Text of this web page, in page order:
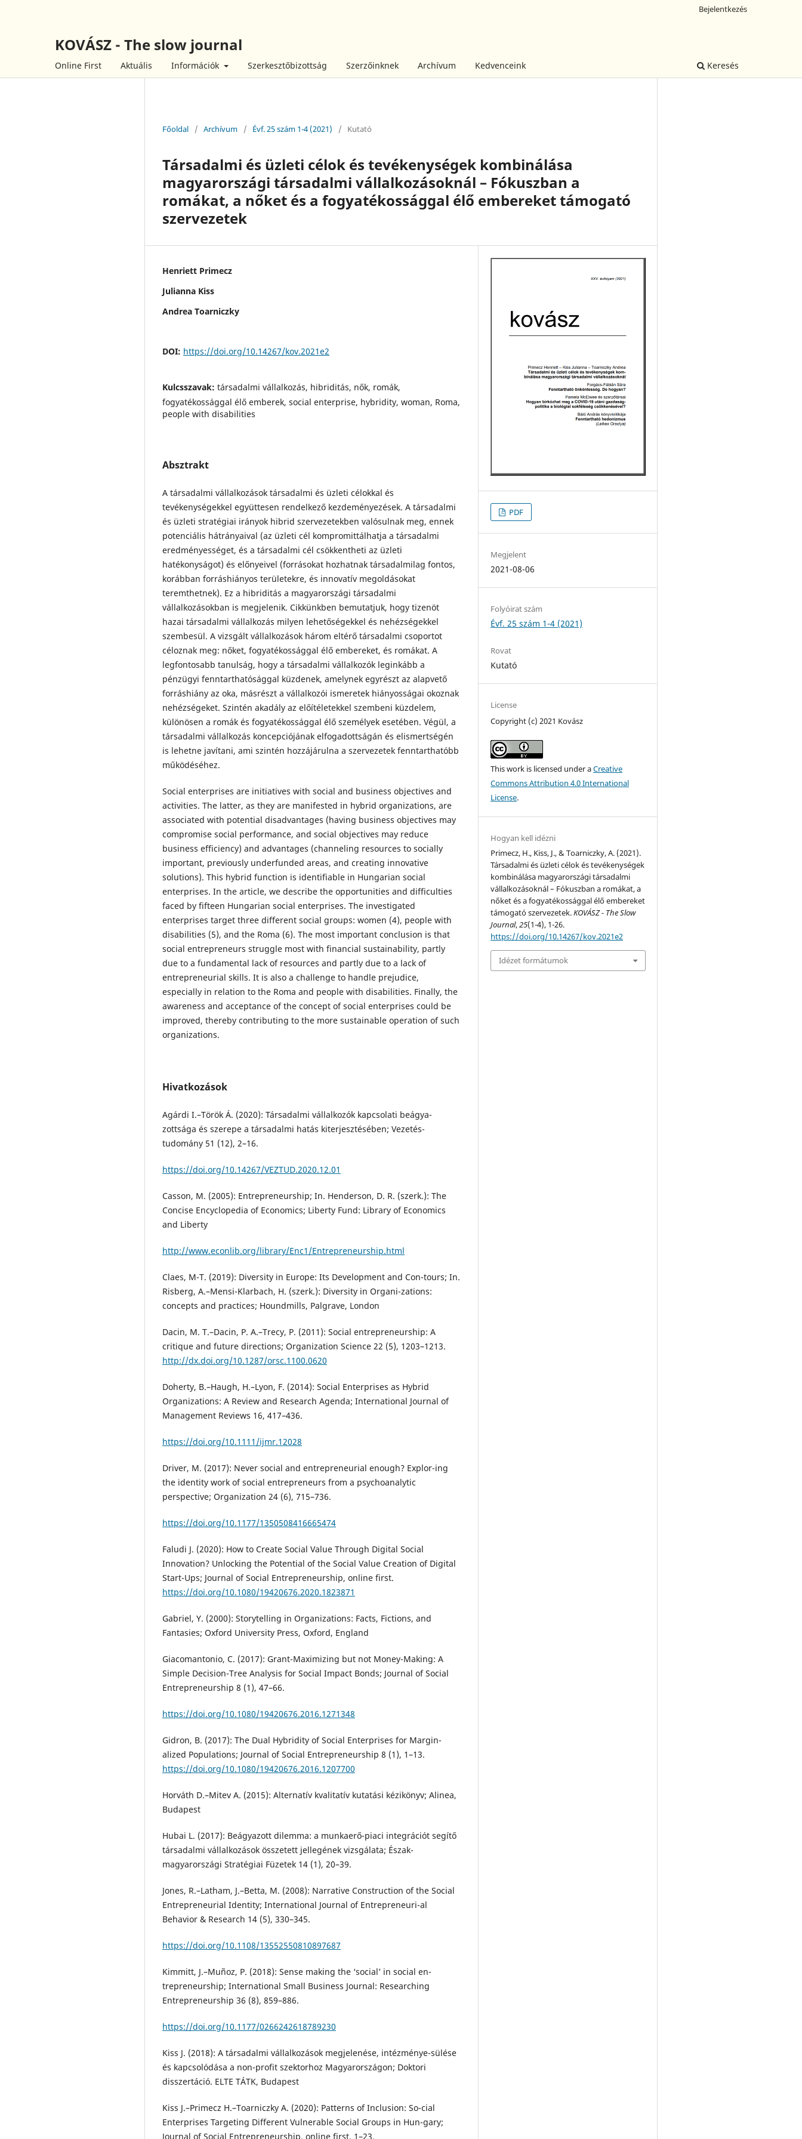
KOVÁSZ - The slow journal
Online First Aktuális Információk Szerkesztőbizottság Szerzőinknek Archívum Kedvenceink Keresés
Bejelentkezés
Főoldal / Archívum / Évf. 25 szám 1-4 (2021) / Kutató
Társadalmi és üzleti célok és tevékenységek kombinálása
magyarországi társadalmi vállalkozásoknál – Fókuszban a
romákat, a nőket és a fogyatékossággal élő embereket támogató
szervezetek
Henriett Primecz
Julianna Kiss
Andrea Toarniczky
DOI: https://doi.org/10.14267/kov.2021e2
Kulcsszavak: társadalmi vállalkozás, hibriditás, nők, romák,
fogyatékossággal élő emberek, social enterprise, hybridity, woman, Roma,
people with disabilities
Absztrakt
A társadalmi vállalkozások társadalmi és üzleti célokkal és
tevékenységekkel együttesen rendelkező kezdeményezések. A társadalmi
és üzleti stratégiai irányok hibrid szervezetekben valósulnak meg, ennek
potenciális hátrányaival (az üzleti cél kompromittálhatja a társadalmi
eredményességet, és a társadalmi cél csökkentheti az üzleti
hatékonyságot) és előnyeivel (forrásokat hozhatnak társadalmilag fontos,
korábban forráshiányos területekre, és innovatív megoldásokat
teremthetnek). Ez a hibriditás a magyarországi társadalmi
vállalkozásokban is megjelenik. Cikkünkben bemutatjuk, hogy tizenöt
hazai társadalmi vállalkozás milyen lehetőségekkel és nehézségekkel
szembesül. A vizsgált vállalkozások három eltérő társadalmi csoportot
céloznak meg: nőket, fogyatékossággal élő embereket, és romákat. A
legfontosabb tanulság, hogy a társadalmi vállalkozók leginkább a
pénzügyi fenntarthatósággal küzdenek, amelynek egyrészt az alapvető
forráshiány az oka, másrészt a vállalkozói ismeretek hiányosságai okoznak
nehézségeket. Szintén akadály az előítéletekkel szembeni küzdelem,
különösen a romák és fogyatékossággal élő személyek esetében. Végül, a
társadalmi vállalkozás koncepciójának elfogadottságán és elismertségén
is lehetne javítani, ami szintén hozzájárulna a szervezetek fenntarthatóbb
működéséhez.
Social enterprises are initiatives with social and business objectives and
activities. The latter, as they are manifested in hybrid organizations, are
associated with potential disadvantages (having business objectives may
compromise social performance, and social objectives may reduce
business efficiency) and advantages (channeling resources to socially
important, previously underfunded areas, and creating innovative
solutions). This hybrid function is identifiable in Hungarian social
enterprises. In the article, we describe the opportunities and difficulties
faced by fifteen Hungarian social enterprises. The investigated
enterprises target three different social groups: women (4), people with
disabilities (5), and the Roma (6). The most important conclusion is that
social entrepreneurs struggle most with financial sustainability, partly
due to a fundamental lack of resources and partly due to a lack of
entrepreneurial skills. It is also a challenge to handle prejudice,
especially in relation to the Roma and people with disabilities. Finally, the
awareness and acceptance of the concept of social enterprises could be
improved, thereby contributing to the more sustainable operation of such
organizations.
Hivatkozások
Agárdi I.–Török Á. (2020): Társadalmi vállalkozók kapcsolati beágya-
zottsága és szerepe a társadalmi hatás kiterjesztésében; Vezetés-
tudomány 51 (12), 2–16.
https://doi.org/10.14267/VEZTUD.2020.12.01
Casson, M. (2005): Entrepreneurship; In. Henderson, D. R. (szerk.): The
Concise Encyclopedia of Economics; Liberty Fund: Library of Economics
and Liberty
http://www.econlib.org/library/Enc1/Entrepreneurship.html
Claes, M-T. (2019): Diversity in Europe: Its Development and Con-tours; In.
Risberg, A.–Mensi-Klarbach, H. (szerk.): Diversity in Organi-zations:
concepts and practices; Houndmills, Palgrave, London
Dacin, M. T.–Dacin, P. A.–Trecy, P. (2011): Social entrepreneurship: A
critique and future directions; Organization Science 22 (5), 1203–1213.
http://dx.doi.org/10.1287/orsc.1100.0620
Doherty, B.–Haugh, H.–Lyon, F. (2014): Social Enterprises as Hybrid
Organizations: A Review and Research Agenda; International Journal of
Management Reviews 16, 417–436.
https://doi.org/10.1111/ijmr.12028
Driver, M. (2017): Never social and entrepreneurial enough? Explor-ing
the identity work of social entrepreneurs from a psychoanalytic
perspective; Organization 24 (6), 715–736.
https://doi.org/10.1177/1350508416665474
Faludi J. (2020): How to Create Social Value Through Digital Social
Innovation? Unlocking the Potential of the Social Value Creation of Digital
Start-Ups; Journal of Social Entrepreneurship, online first.
https://doi.org/10.1080/19420676.2020.1823871
Gabriel, Y. (2000): Storytelling in Organizations: Facts, Fictions, and
Fantasies; Oxford University Press, Oxford, England
Giacomantonio, C. (2017): Grant-Maximizing but not Money-Making: A
Simple Decision-Tree Analysis for Social Impact Bonds; Journal of Social
Entrepreneurship 8 (1), 47–66.
https://doi.org/10.1080/19420676.2016.1271348
Gidron, B. (2017): The Dual Hybridity of Social Enterprises for Margin-
alized Populations; Journal of Social Entrepreneurship 8 (1), 1–13.
https://doi.org/10.1080/19420676.2016.1207700
Horváth D.–Mitev A. (2015): Alternatív kvalitatív kutatási kézikönyv; Alinea,
Budapest
Hubai L. (2017): Beágyazott dilemma: a munkaerő-piaci integrációt segítő
társadalmi vállalkozások összetett jellegének vizsgálata; Észak-
magyarországi Stratégiai Füzetek 14 (1), 20–39.
Jones, R.–Latham, J.–Betta, M. (2008): Narrative Construction of the Social
Entrepreneurial Identity; International Journal of Entrepreneuri-al
Behavior & Research 14 (5), 330–345.
https://doi.org/10.1108/13552550810897687
Kimmitt, J.–Muñoz, P. (2018): Sense making the ‘social’ in social en-
trepreneurship; International Small Business Journal: Researching
Entrepreneurship 36 (8), 859–886.
https://doi.org/10.1177/0266242618789230
Kiss J. (2018): A társadalmi vállalkozások megjelenése, intézménye-sülése
és kapcsolódása a non-profit szektorhoz Magyarországon; Doktori
disszertáció. ELTE TÁTK, Budapest
Kiss J.–Primecz H.–Toarniczky A. (2020): Patterns of Inclusion: So-cial
Enterprises Targeting Different Vulnerable Social Groups in Hun-gary;
Journal of Social Entrepreneurship, online first, 1–23.
PDF
Megjelent
2021-08-06
Folyóirat szám
Évf. 25 szám 1-4 (2021)
Rovat
Kutató
License
Copyright (c) 2021 Kovász
This work is licensed under aCreative
Commons Attribution 4.0 International
License.
Hogyan kell idézni
Primecz, H., Kiss, J., & Toarniczky, A. (2021).
Társadalmi és üzleti célok és tevékenységek
kombinálása magyarországi társadalmi
vállalkozásoknál – Fókuszban a romákat, a
nőket és a fogyatékossággal élő embereket
támogató szervezetek.KOVÁSZ - The Slow
Journal,25(1-4), 1-26.
https://doi.org/10.14267/kov.2021e2
Idézet formátumok